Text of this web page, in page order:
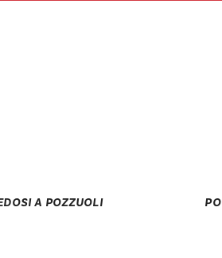
A POZZUOLI